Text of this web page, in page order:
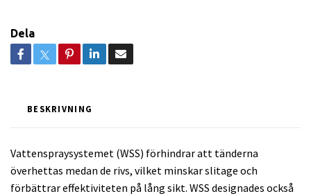
Dela
BESKRIVNING
Vattenspraysystemet (WSS) förhindrar att tänderna
överhettas medan de rivs, vilket minskar slitage och
förbättrar effektiviteten på lång sikt. WSS designades också